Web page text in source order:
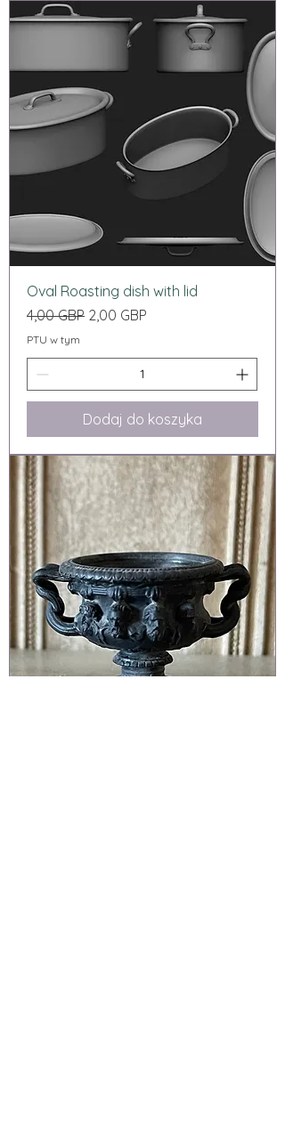
Oval Roasting dish with lid
Regularna cena
4,00 GBP Cena rabatowa
2,00 GBP
PTU w tym
Dodaj do koszyka